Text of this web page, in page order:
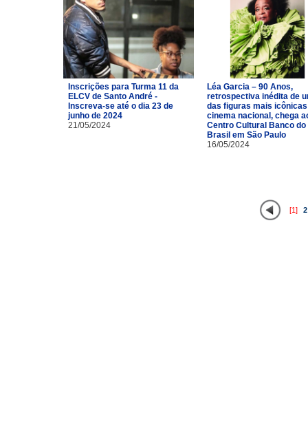
Inscrições para Turma 11 da
ELCV de Santo André -
Inscreva-se até o dia 23 de
junho de 2024
21/05/2024
Léa Garcia – 90 Anos,
retrospectiva inédita de
das figuras mais
cinema nacional, chega
Centro Cultural Banco do
Brasil em São Paulo
16/05/2024
[1] 2